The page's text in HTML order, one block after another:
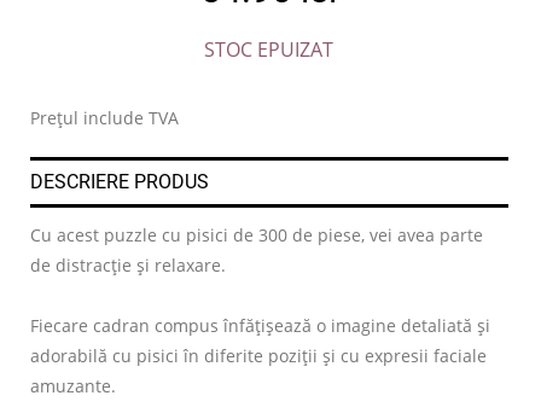
STOC EPUIZAT
Prețul include TVA
DESCRIERE PRODUS
Cu acest puzzle cu pisici de 300 de piese, vei avea parte
de distracție și relaxare.
Fiecare cadran compus înfățișează o imagine detaliată și
adorabilă cu pisici în diferite poziții și cu expresii faciale
amuzante.